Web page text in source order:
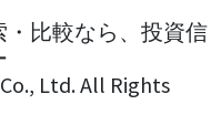
比較なら、投資信
Ltd. All Rights